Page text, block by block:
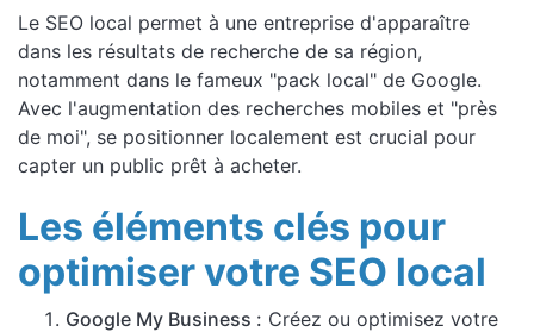
Le SEO local permet à une entreprise d'apparaître
dans les résultats de recherche de sa région,
notamment dans le fameux "pack local" de Google.
Avec l'augmentation des recherches mobiles et "près
de moi", se positionner localement est crucial pour
capter un public prêt à acheter.
Les éléments clés pour
optimiser votre SEO local
Google My Business : Créez ou optimisez votre